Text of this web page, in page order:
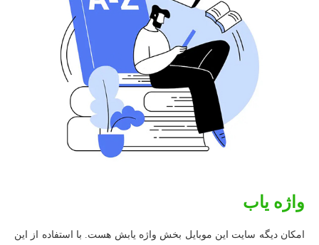
واژه یاب
امکان دیگه سایت این موبایل بخش واژه یابش هست. با استفاده از این